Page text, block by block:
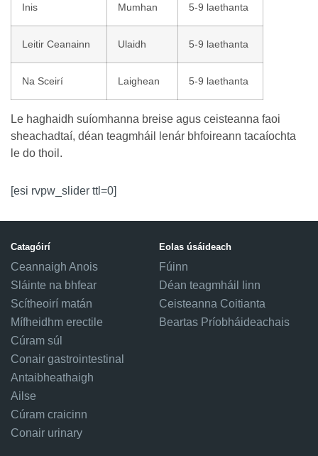
Inis Mumhan 5-9 laethanta
Leitir Ceanainn Ulaidh 5-9 laethanta
Na Sceirí Laighean 5-9 laethanta
Le haghaidh suíomhanna breise agus ceisteanna faoi
sheachadtaí, déan teagmháil lenár bhfoireann tacaíochta
le do thoil.
[esi rvpw_slider ttl=0]
Catagóirí
Ceannaigh Anois
Sláinte na bhfear
Scítheoirí matán
Mífheidhm erectile
Cúram súl
Conair gastrointestinal
Antaibheathaigh
Ailse
Cúram craicinn
Conair urinary
Eolas úsáideach
Fúinn
Déan teagmháil linn
Ceisteanna Coitianta
Beartas Príobháideachais